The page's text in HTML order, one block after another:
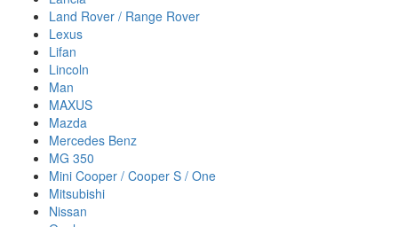
Land Rover / Range Rover
Lexus
Lifan
Lincoln
Man
MAXUS
Mazda
Mercedes Benz
MG 350
Mini Cooper / Cooper S / One
Mitsubishi
Nissan